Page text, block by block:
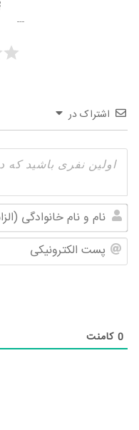
اشتراک در
0 کامنت